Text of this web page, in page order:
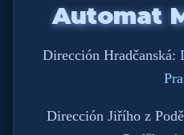
Automat
Dirección Hradčanská:
Dirección Jiřího z